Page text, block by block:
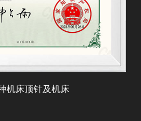
机床顶针及机床